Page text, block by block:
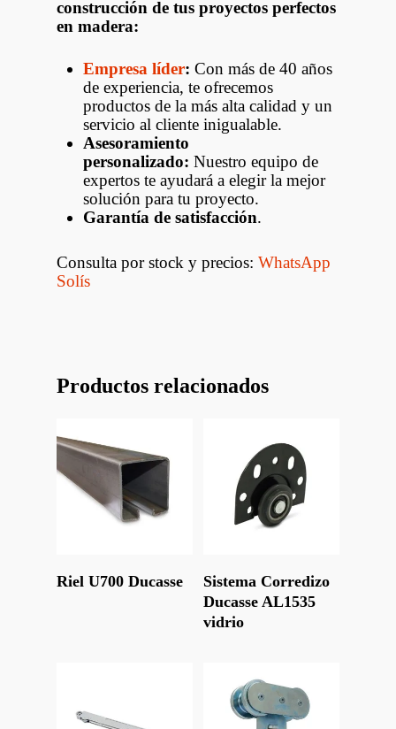
construcción de tus proyectos perfectos
en madera:
Empresa líder: Con más de 40 años
de experiencia, te ofrecemos
productos de la más alta calidad y un
servicio al cliente inigualable.
Asesoramiento
personalizado: Nuestro equipo de
expertos te ayudará a elegir la mejor
solución para tu proyecto.
Garantía de satisfacción.
Consulta por stock y precios: WhatsApp
Solís
Productos relacionados
Leer Más
Riel U700 Ducasse
Sistema Corredizo
Ducasse AL1535
vidrio